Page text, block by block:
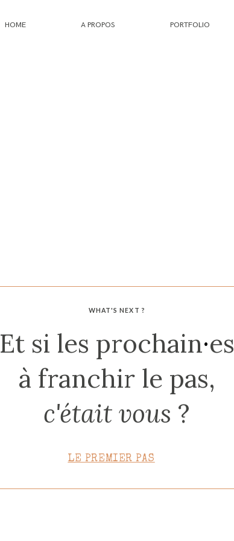
HOME A PROPOS PORTFOLIO
WHAT'S NEXT ?
Et si les prochain·es
à franchir le pas,
c'était vous ?
LE PREMIER PAS